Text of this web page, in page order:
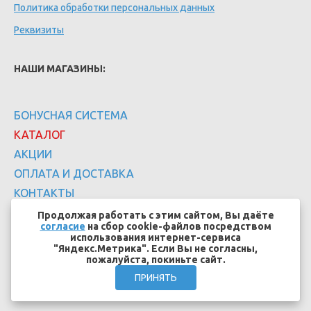
Политика обработки персональных данных
Реквизиты
НАШИ МАГАЗИНЫ:
БОНУСНАЯ СИСТЕМА
КАТАЛОГ
АКЦИИ
ОПЛАТА И ДОСТАВКА
КОНТАКТЫ
Создание сайтов - EFFECT.SU
Продолжая работать с этим сайтом, Вы даёте
согласие на сбор cookie-файлов посредством
использования интернет-сервиса
"Яндекс.Метрика". Если Вы не согласны,
пожалуйста, покиньте сайт.
ПРИНЯТЬ